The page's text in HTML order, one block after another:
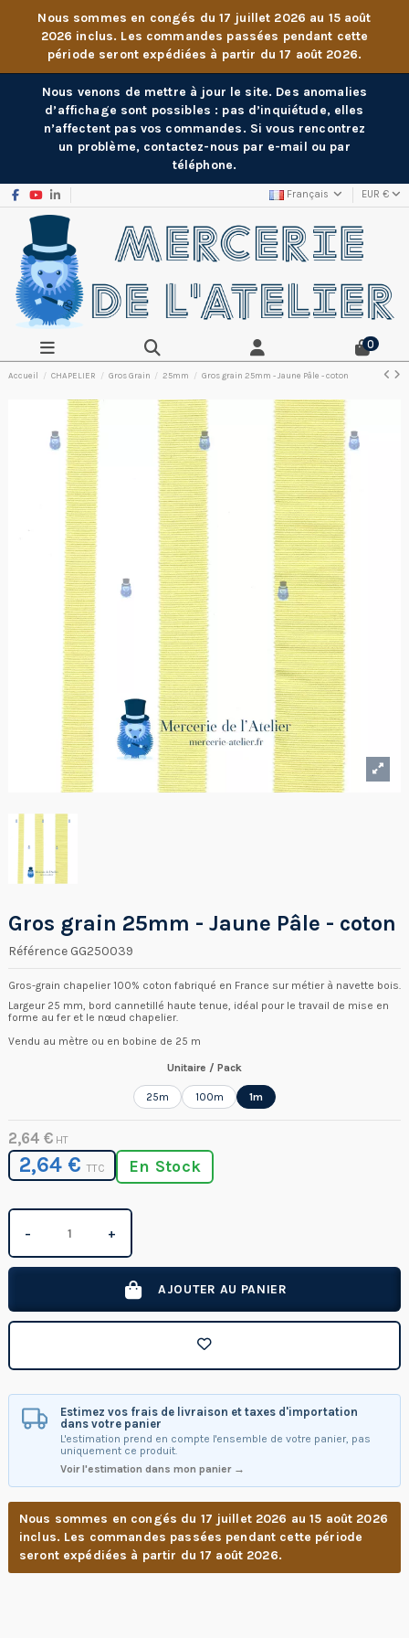
Nous sommes en congés du 17 juillet 2026 au 15 août
2026 inclus. Les commandes passées pendant cette
période seront expédiées à partir du 17 août 2026.
Nous venons de mettre à jour le site. Des anomalies
d’affichage sont possibles : pas d’inquiétude, elles
n’affectent pas vos commandes. Si vous rencontrez
un problème, contactez-nous par e-mail ou par
téléphone.
Français EUR €
0
Accueil CHAPELIER Gros Grain 25mm Gros grain 25mm - Jaune Pâle - coton
Gros grain 25mm - Jaune Pâle - coton
Référence GG250039
Gros-grain chapelier 100% coton fabriqué en France sur métier à navette bois.
Largeur 25 mm, bord cannetillé haute tenue, idéal pour le travail de mise en
forme au fer et le nœud chapelier.
Vendu au mètre ou en bobine de 25 m
Unitaire / Pack
25m 100m 1m
En Stock
2,64 € HT
2,64 €TTC
− +
AJOUTER AU PANIER
Estimez vos frais de livraison et taxes d'importation
dans votre panier
L'estimation prend en compte l'ensemble de votre panier, pas
uniquement ce produit.
Voir l'estimation dans mon panier →
Nous sommes en congés du 17 juillet 2026 au 15 août 2026
inclus. Les commandes passées pendant cette période
seront expédiées à partir du 17 août 2026.